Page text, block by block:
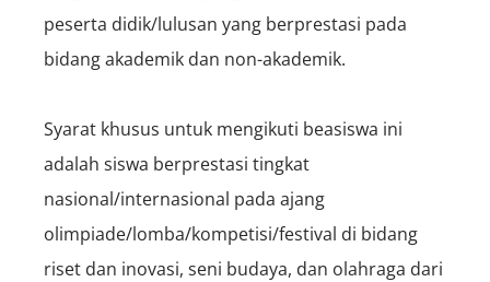
peserta didik/lulusan yang berprestasi pada
bidang akademik dan non-akademik.
Syarat khusus untuk mengikuti beasiswa ini
adalah siswa berprestasi tingkat
nasional/internasional pada ajang
olimpiade/lomba/kompetisi/festival di bidang
riset dan inovasi, seni budaya, dan olahraga dari